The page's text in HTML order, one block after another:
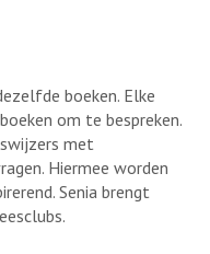
boeken. Elke
om te bespreken.
met
Hiermee worden
Senia brengt